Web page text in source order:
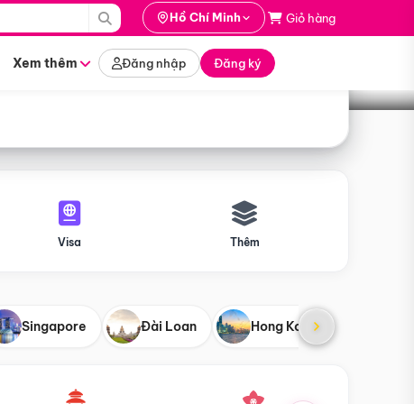
Hồ Chí Minh Giỏ hàng
Xem thêm Đăng nhập Đăng ký
Tìm tour
Visa Thêm
Singapore Đài Loan Hong Kong